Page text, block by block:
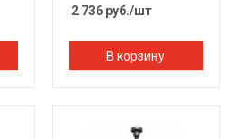
2 736руб./шт
В корзину